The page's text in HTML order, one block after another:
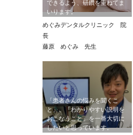
できるよう、研鑽を重ねてま
いります。
めぐみデンタルクリニック 院
長
藤原 めぐみ 先生
「患者さんの悩みを聞くこ
と」、「わかりやすい説明を
おこなうこと」を一番大切に
したいと思っています。